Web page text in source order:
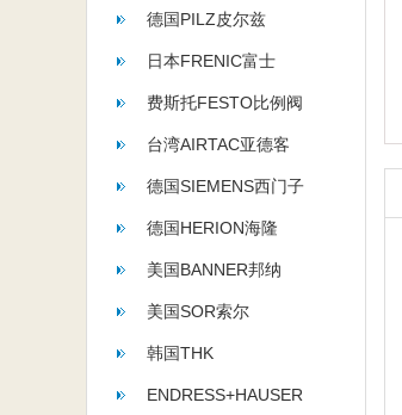
德国PILZ皮尔兹
日本FRENIC富士
费斯托FESTO比例阀
台湾AIRTAC亚德客
德国SIEMENS西门子
德国HERION海隆
美国BANNER邦纳
美国SOR索尔
韩国THK
ENDRESS+HAUSER